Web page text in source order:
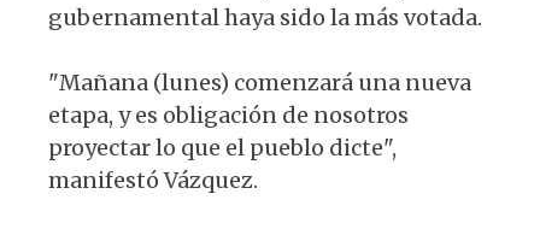
gubernamental haya sido la más votada.
"Mañana (lunes) comenzará una nueva
etapa, y es obligación de nosotros
proyectar lo que el pueblo dicte",
manifestó Vázquez.